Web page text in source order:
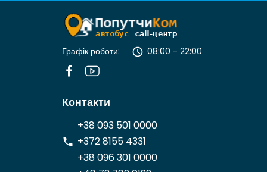
Графік роботи: 08:00 - 22:00
Контакти
+38 093 501 0000
+372 8155 4331
+38 096 301 0000